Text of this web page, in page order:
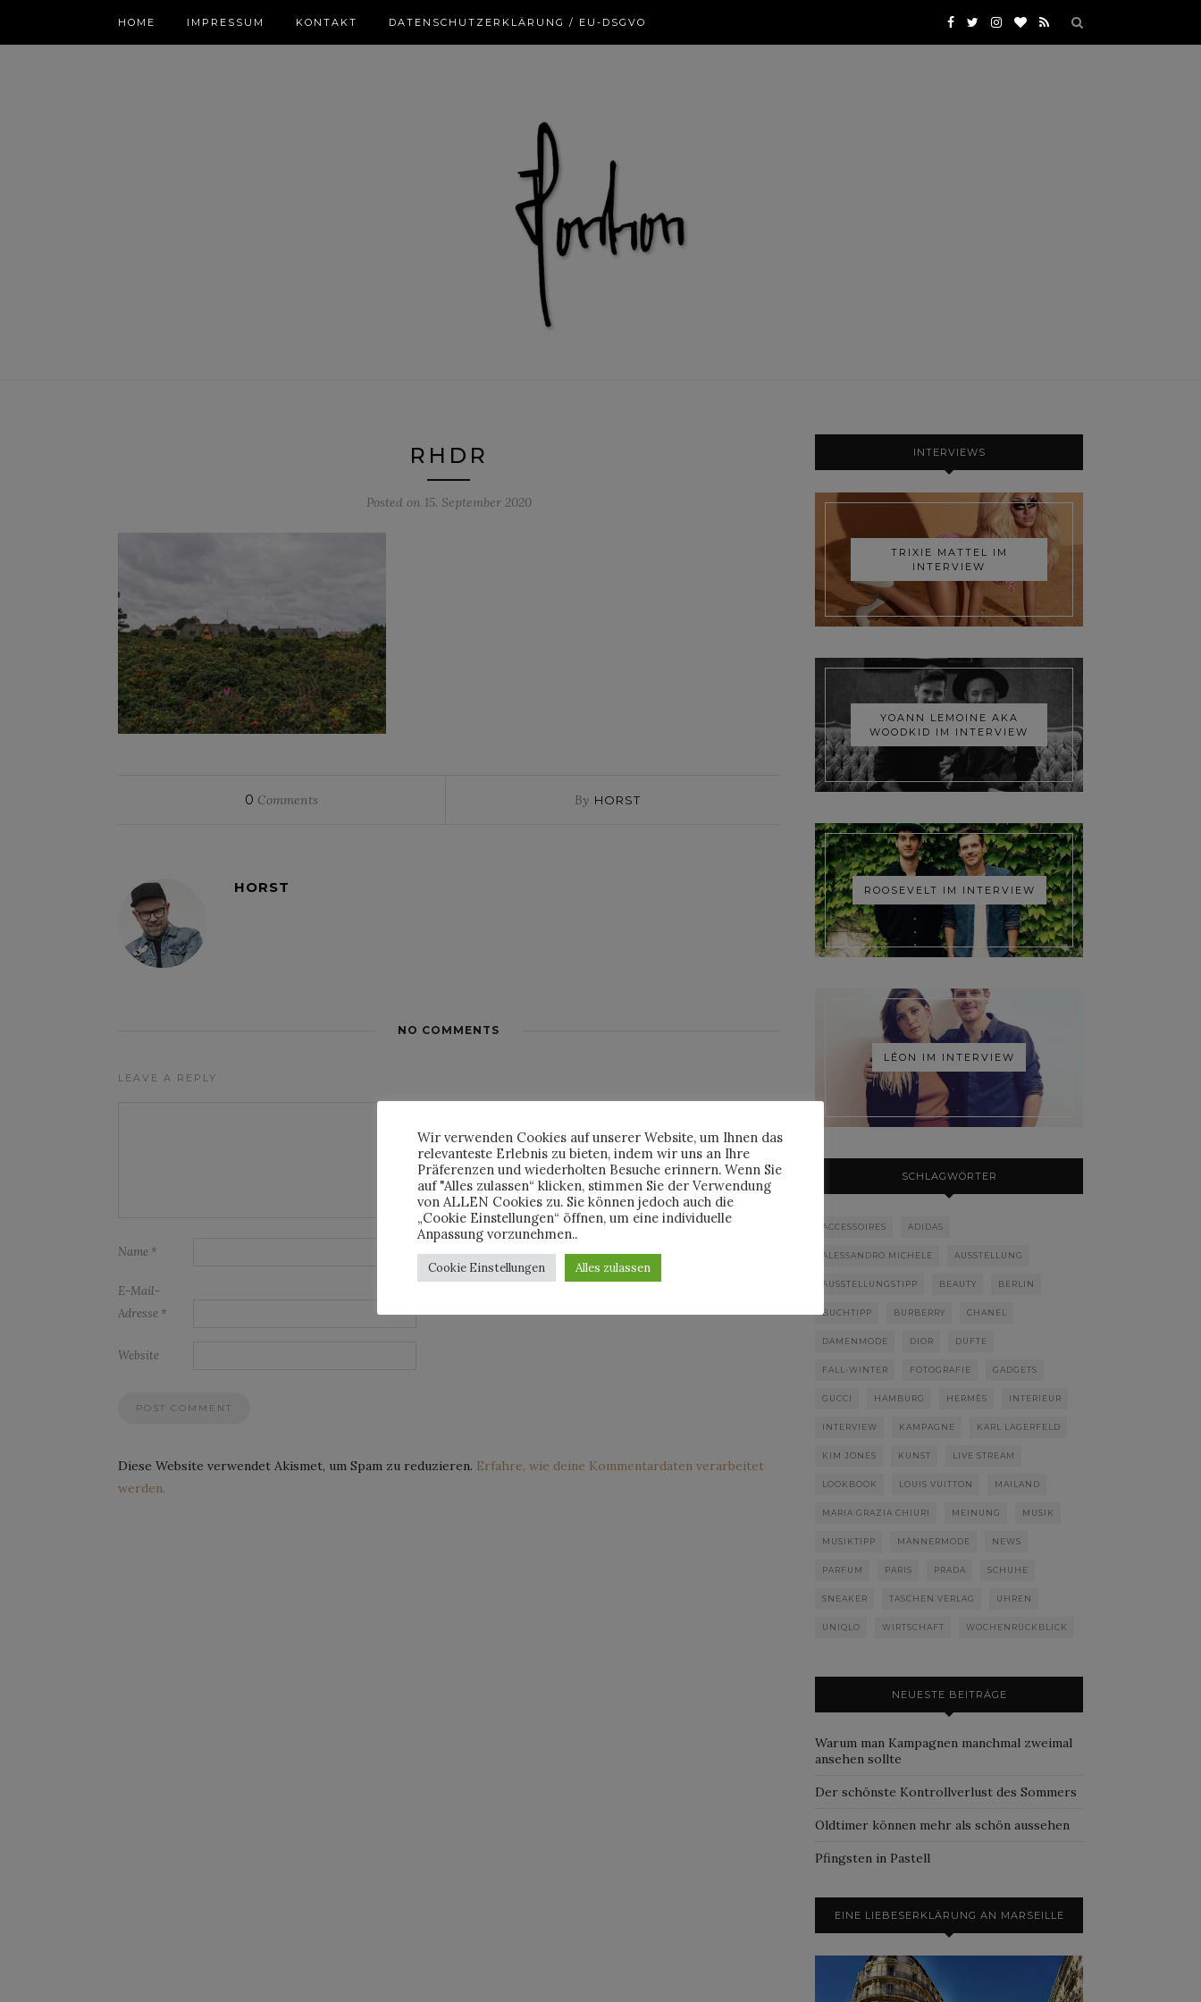
HOME IMPRESSUM KONTAKT DATENSCHUTZERKLÄRUNG / EU-DSGVO
RHDR
Posted on 15. September 2020
0 Comments By HORST
HORST
NO COMMENTS
LEAVE A REPLY
Name *
E-Mail-
Adresse *
Website
Diese Website verwendet Akismet, um Spam zu reduzieren. Erfahre, wie deine Kommentardaten verarbeitet
werden.
INTERVIEWS
TRIXIE MATTEL IM
INTERVIEW
YOANN LEMOINE AKA
WOODKID IM INTERVIEW
ROOSEVELT IM INTERVIEW
LÉON IM INTERVIEW
SCHLAGWÖRTER
ACCESSOIRES ADIDAS
ALESSANDRO MICHELE AUSSTELLUNG
AUSSTELLUNGSTIPP BEAUTY BERLIN
BUCHTIPP BURBERRY CHANEL
DAMENMODE DIOR DÜFTE
FALL-WINTER FOTOGRAFIE GADGETS
GUCCI HAMBURG HERMÈS INTERIEUR
INTERVIEW KAMPAGNE KARL LAGERFELD
KIM JONES KUNST LIVE STREAM
LOOKBOOK LOUIS VUITTON MAILAND
MARIA GRAZIA CHIURI MEINUNG MUSIK
MUSIKTIPP MÄNNERMODE NEWS
PARFUM PARIS PRADA SCHUHE
SNEAKER TASCHEN VERLAG UHREN
UNIQLO WIRTSCHAFT WOCHENRÜCKBLICK
NEUESTE BEITRÄGE
Warum man Kampagnen manchmal zweimal
ansehen sollte
Der schönste Kontrollverlust des Sommers
Oldtimer können mehr als schön aussehen
Pfingsten in Pastell
EINE LIEBESERKLÄRUNG AN MARSEILLE
Wir verwenden Cookies auf unserer Website, um Ihnen das
relevanteste Erlebnis zu bieten, indem wir uns an Ihre
Präferenzen und wiederholten Besuche erinnern. Wenn Sie
auf "Alles zulassen“ klicken, stimmen Sie der Verwendung
von ALLEN Cookies zu. Sie können jedoch auch die
„Cookie Einstellungen“ öffnen, um eine individuelle
Anpassung vorzunehmen..
Cookie Einstellungen Alles zulassen